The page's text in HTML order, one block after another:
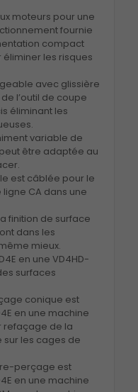
moteurs pour une
fournie
compact
les risques
avec glissière
l’outil de coupe
éliminant les
variable de
être adaptée au
est câblée pour le
CA dans une
finition de surface
dans les
mieux.
en une VD4HD-
surfaces
conique est
en une machine
refaçage de la
sur les cages de
perçage est
en une machine